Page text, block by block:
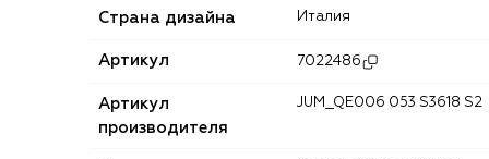
Страна дизайна Италия
Артикул 7022486
Артикул
производителя
JUM_QE006 053 S3618 S2